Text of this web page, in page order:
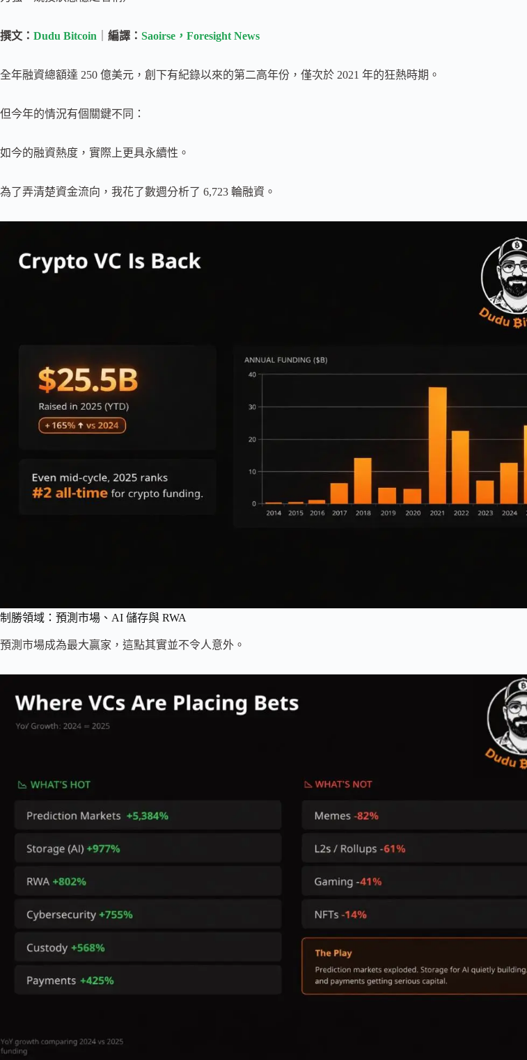
撰文： Dudu Bitcoin 編譯： Saoirse，Foresight News
全年融資總額達 250 億美元，創下有紀錄以來的第二高年份，僅次於 2021 年的狂熱時期。
但今年的情況有個關鍵不同：
如今的融資熱度，實際上更具永續性。
為了弄清楚資金流向，我花了數週分析了 6,723 輪融資。
制勝領域：預測市場、AI 儲存與 RWA
預測市場成為最大贏家，這點其實並不令人意外。